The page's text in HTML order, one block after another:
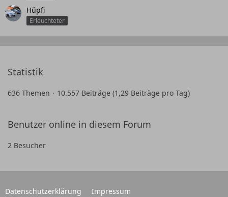
Hüpfi
Erleuchteter
Statistik
636 Themen 10.557 Beiträge (1,29 Beiträge pro Tag)
Benutzer online in diesem Forum
2 Besucher
Datenschutzerklärung Impressum